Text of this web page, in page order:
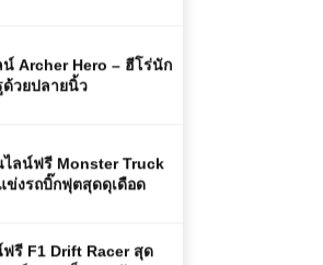
ไลน์ฟรี Monster Truck
ข่งรถบิ๊กฟุตสุดดุเดือด
รี F1 Drift Racer สุด
ณ์ความเร็วและทักษะ
Battle Royale